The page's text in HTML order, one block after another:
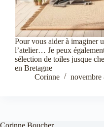
Pour vous aider à imaginer
l’atelier… Je peux
sélection de toiles jusque
en Bretagne
Corinne
novembre